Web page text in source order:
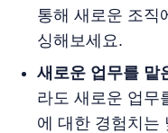
통해 새로운 조직
싱해보세요.
새로운 업무를 맡
라도 새로운 업무
에 대한 경험치는